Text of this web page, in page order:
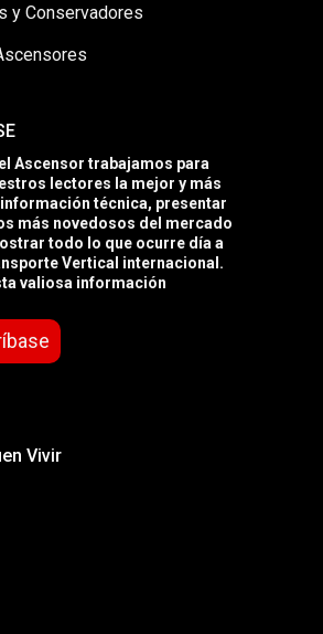
y Conservadores
Ascensor trabajamos para
lectores la mejor y más
técnica, presentar
más novedosos del mercado
todo lo que ocurre día a
Vertical internacional.
valiosa información
Vivir